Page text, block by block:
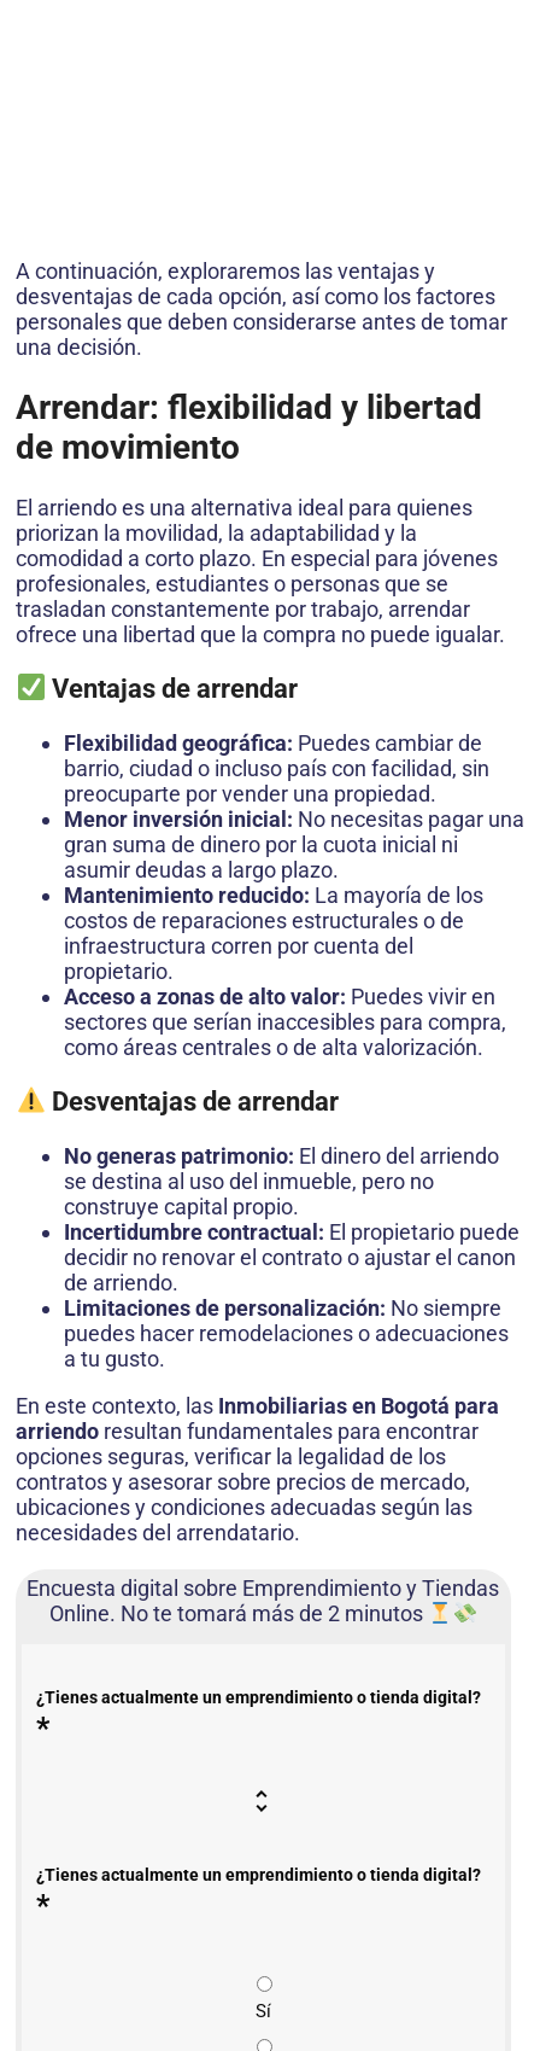
A continuación, exploraremos las ventajas y
desventajas de cada opción, así como los factores
personales que deben considerarse antes de tomar
una decisión.
Arrendar: flexibilidad y libertad
de movimiento
El arriendo es una alternativa ideal para quienes
priorizan la movilidad, la adaptabilidad y la
comodidad a corto plazo. En especial para jóvenes
profesionales, estudiantes o personas que se
trasladan constantemente por trabajo, arrendar
ofrece una libertad que la compra no puede igualar.
Ventajas de arrendar
Flexibilidad geográfica: Puedes cambiar de
barrio, ciudad o incluso país con facilidad, sin
preocuparte por vender una propiedad.
Menor inversión inicial: No necesitas pagar una
gran suma de dinero por la cuota inicial ni
asumir deudas a largo plazo.
Mantenimiento reducido: La mayoría de los
costos de reparaciones estructurales o de
infraestructura corren por cuenta del
propietario.
Acceso a zonas de alto valor: Puedes vivir en
sectores que serían inaccesibles para compra,
como áreas centrales o de alta valorización.
Desventajas de arrendar
No generas patrimonio: El dinero del arriendo
se destina al uso del inmueble, pero no
construye capital propio.
Incertidumbre contractual: El propietario puede
decidir no renovar el contrato o ajustar el canon
de arriendo.
Limitaciones de personalización: No siempre
puedes hacer remodelaciones o adecuaciones
a tu gusto.
En este contexto, las Inmobiliarias en Bogotá para
arriendo resultan fundamentales para encontrar
opciones seguras, verificar la legalidad de los
contratos y asesorar sobre precios de mercado,
ubicaciones y condiciones adecuadas según las
necesidades del arrendatario.
Encuesta digital sobre Emprendimiento y Tiendas
Online. No te tomará más de 2 minutos
¿Tienes actualmente un emprendimiento o tienda digital?
*
¿Tienes actualmente un emprendimiento o tienda digital?
*
Sí